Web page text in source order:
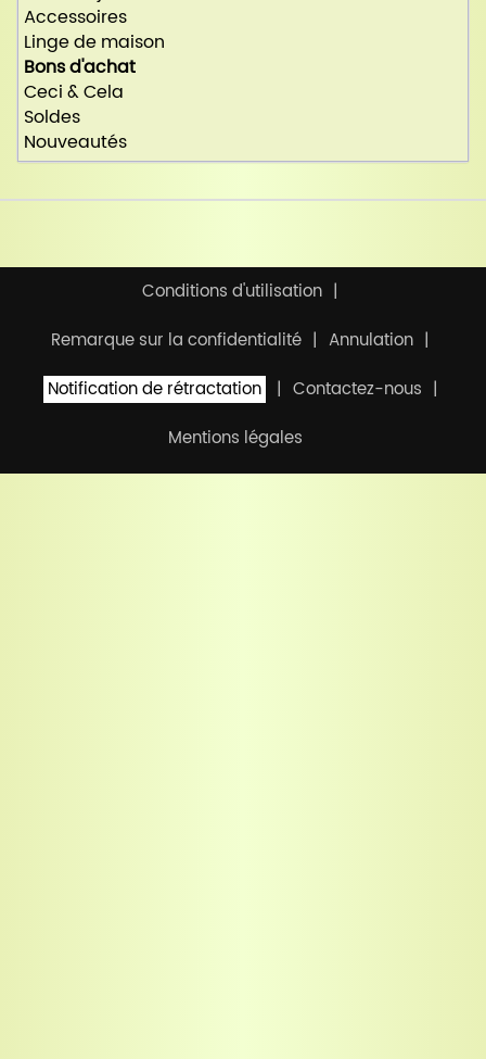
Accessoires
Linge de maison
Bons d'achat
Ceci & Cela
Soldes
Nouveautés
Conditions d'utilisation
Remarque sur la confidentialité
Annulation
Notification de rétractation
Contactez-nous
Mentions légales